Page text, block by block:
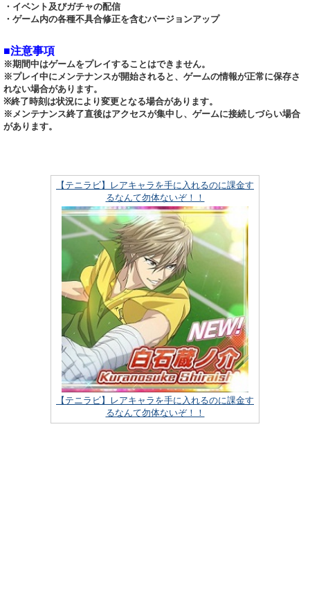
・イベント及びガチャの配信
・ゲーム内の各種不具合修正を含むバージョンアップ
■注意事項
※期間中はゲームをプレイすることはできません。
※プレイ中にメンテナンスが開始されると、ゲームの情報が正常に保存さ
れない場合があります。
※終了時刻は状況により変更となる場合があります。
※メンテナンス終了直後はアクセスが集中し、ゲームに接続しづらい場合
があります。
【テニラビ】レアキャラを手に入れるのに課金す
るなんて勿体ないぞ！！
【テニラビ】レアキャラを手に入れるのに課金す
るなんて勿体ないぞ！！